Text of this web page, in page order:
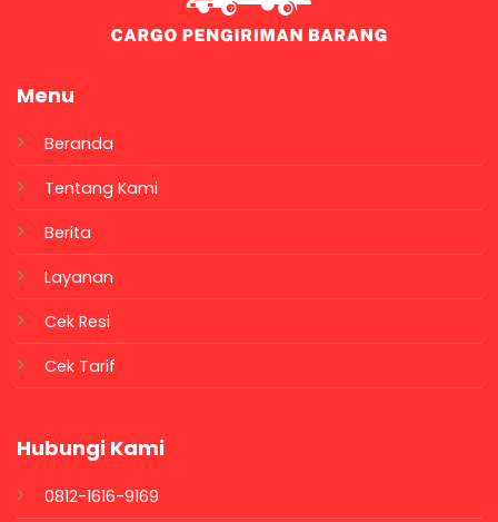
Menu
Beranda
Tentang Kami
Berita
Layanan
Cek Resi
Cek Tarif
Hubungi Kami
0812-1616-9169